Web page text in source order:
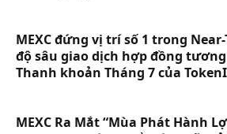
MEXC đứng vị trí số 1 trong Near-
độ sâu giao dịch hợp đồng tương
Thanh khoản Tháng 7 của
MEXC Ra Mắt “Mùa Phát Hành